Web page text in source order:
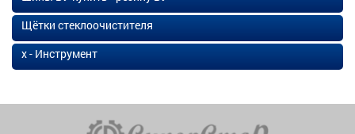
Щётки стеклоочистителя
х - Инструмент